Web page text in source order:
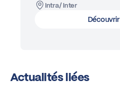
Intra/ Inter
Découvrir
Actualités liées